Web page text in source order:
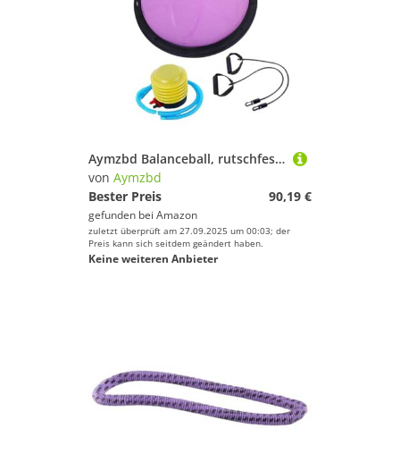
Aymzbd Balanceball, rutschfeste Unterseite, Fitness mit Widerstandsbändern Und Pumpe, Tanzausrüstung, Lila
von Aymzbd
Bester Preis
90,19 €
gefunden bei Amazon
zuletzt überprüft am 27.09.2025 um 00:03; der
Preis kann sich seitdem geändert haben.
Keine weiteren Anbieter